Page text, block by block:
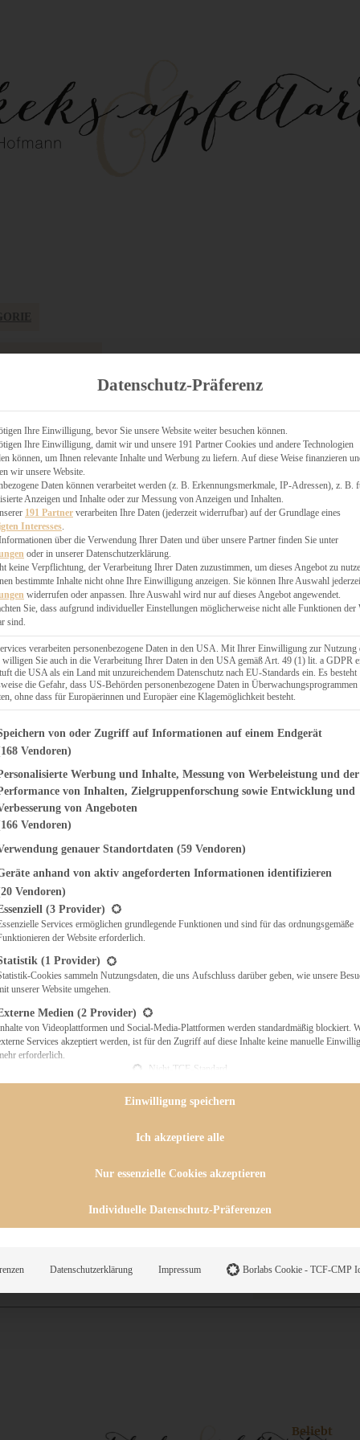
KÄSEKUCHEN
& QUICHES
Beliebt
Datenschutz-Präferenz
Ihre Einwilligung, bevor Sie unsere Website weiter besuchen können.
Ihre Einwilligung, damit wir und unsere 191 Partner Cookies und andere Technologien
können, um Ihnen relevante Inhalte und Werbung zu liefern. Auf diese Weise finanzieren
wir unsere Website.
Daten können verarbeitet werden (z. B. Erkennungsmerkmale, IP-Adressen), z. B.
Anzeigen und Inhalte oder zur Messung von Anzeigen und Inhalten.
191 Partner verarbeiten Ihre Daten (jederzeit widerrufbar) auf der Grundlage eines
Interesses.
über die Verwendung Ihrer Daten und über unsere Partner finden Sie unter
oder in unserer Datenschutzerklärung.
keine Verpflichtung, der Verarbeitung Ihrer Daten zuzustimmen, um dieses Angebot zu
bestimmte Inhalte nicht ohne Ihre Einwilligung anzeigen. Sie können Ihre Auswahl
widerrufen oder anpassen. Ihre Auswahl wird nur auf dieses Angebot angewendet.
Sie, dass aufgrund individueller Einstellungen möglicherweise nicht alle Funktionen der
sind.
verarbeiten personenbezogene Daten in den USA. Mit Ihrer Einwilligung zur Nutzung
willigen Sie auch in die Verarbeitung Ihrer Daten in den USA gemäß Art. 49 (1) lit. a GDPR
die USA als ein Land mit unzureichendem Datenschutz nach EU-Standards ein. Es besteht
die Gefahr, dass US-Behörden personenbezogene Daten in Überwachungsprogrammen
ohne dass für Europäerinnen und Europäer eine Klagemöglichkeit besteht.
finden Sie eine Liste der Zwecke des IAB Transparency and
von oder Zugriff auf Informationen auf einem Endgerät
Vendoren)
Werbung und Inhalte, Messung von Werbeleistung und der
von Inhalten, Zielgruppenforschung sowie Entwicklung und
von Angeboten
Vendoren)
genauer Standortdaten (59 Vendoren)
anhand von aktiv angeforderten Informationen identifizieren
Vendoren)
eine Liste der Service-Gruppen, für die eine Einwilligung erteilt werden
(3 Provider)
Services ermöglichen grundlegende Funktionen und sind für das ordnungsgemäße
der Website erforderlich.
(1 Provider)
Cookies sammeln Nutzungsdaten, die uns Aufschluss darüber geben, wie unsere
unserer Website umgehen.
Medien (2 Provider)
von Videoplattformen und Social-Media-Plattformen werden standardmäßig blockiert.
Services akzeptiert werden, ist für den Zugriff auf diese Inhalte keine manuelle
erforderlich.
Nicht-TCF-Standard
Einwilligung speichern
Ich akzeptiere alle
Nur essenzielle Cookies akzeptieren
Individuelle Datenschutz-Präferenzen
Datenschutzerklärung Impressum Borlabs Cookie - TCF-CMP